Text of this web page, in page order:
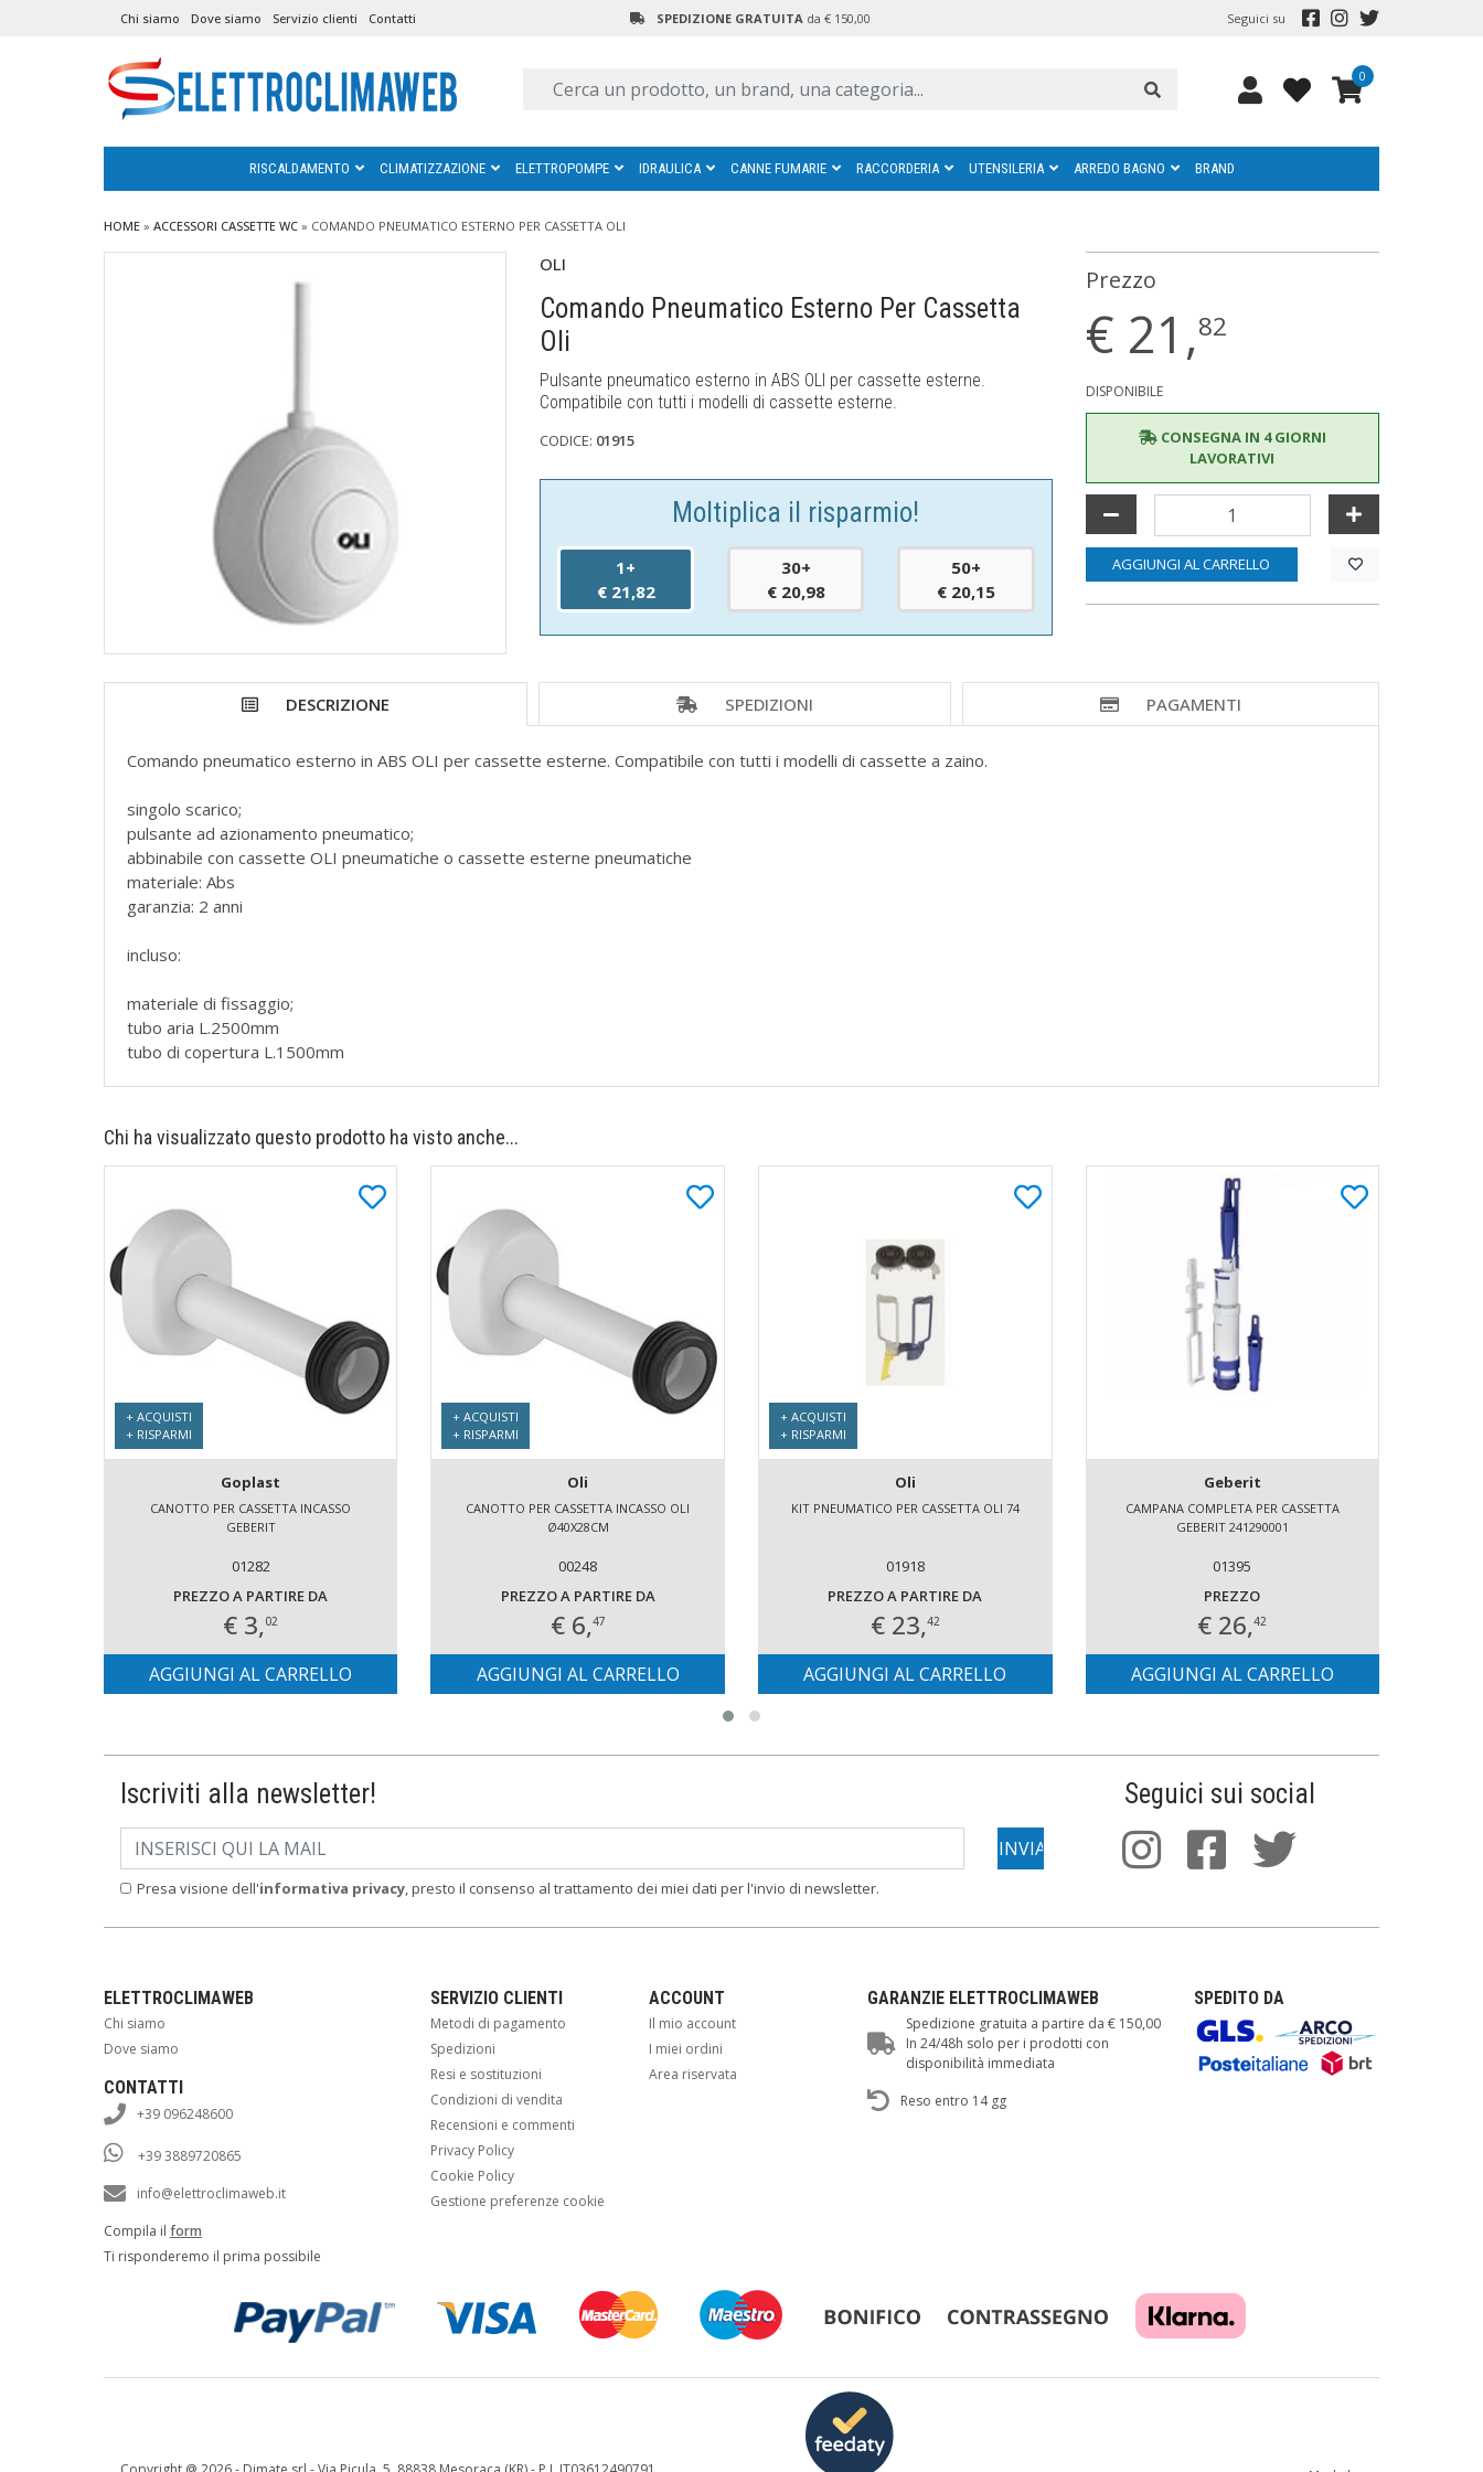
Chi siamo Dove siamo Servizio clienti Contatti SPEDIZIONE GRATUITA da € 150,00 Seguici su
0
RISCALDAMENTO CLIMATIZZAZIONE ELETTROPOMPE IDRAULICA CANNE FUMARIE RACCORDERIA UTENSILERIA ARREDO BAGNO BRAND
HOME» ACCESSORI CASSETTE WC» COMANDO PNEUMATICO ESTERNO PER CASSETTA OLI
OLI
Comando Pneumatico Esterno Per Cassetta
Oli
Pulsante pneumatico esterno in ABS OLI per cassette esterne.
Compatibile con tutti i modelli di cassette esterne.
CODICE: 01915
Moltiplica il risparmio!
1+
€ 21,82
30+
€ 20,98
50+
€ 20,15
Prezzo
€ 21,82
DISPONIBILE
CONSEGNA IN 4 GIORNI
LAVORATIVI
AGGIUNGI AL CARRELLO
DESCRIZIONE SPEDIZIONI PAGAMENTI
Comando pneumatico esterno in ABS OLI per cassette esterne. Compatibile con tutti i modelli di cassette a zaino.
singolo scarico;
pulsante ad azionamento pneumatico;
abbinabile con cassette OLI pneumatiche o cassette esterne pneumatiche
materiale: Abs
garanzia: 2 anni
incluso:
materiale di fissaggio;
tubo aria L.2500mm
tubo di copertura L.1500mm
Chi ha visualizzato questo prodotto ha visto anche...
+ ACQUISTI
+ RISPARMI
Goplast
CANOTTO PER CASSETTA INCASSO
GEBERIT
01282
PREZZO A PARTIRE DA
€ 3,02
AGGIUNGI AL CARRELLO
+ ACQUISTI
+ RISPARMI
Oli
CANOTTO PER CASSETTA INCASSO OLI
Ø40X28CM
00248
PREZZO A PARTIRE DA
€ 6,47
AGGIUNGI AL CARRELLO
+ ACQUISTI
+ RISPARMI
Oli
KIT PNEUMATICO PER CASSETTA OLI 74
01918
PREZZO A PARTIRE DA
€ 23,42
AGGIUNGI AL CARRELLO
Geberit
CAMPANA COMPLETA PER CASSETTA
GEBERIT 241290001
01395
PREZZO
€ 26,42
AGGIUNGI AL CARRELLO
Iscriviti alla newsletter!
Presa visione dell'informativa privacy, presto il consenso al trattamento dei miei dati per l'invio di newsletter.
Seguici sui social
ELETTROCLIMAWEB
Chi siamo
Dove siamo
CONTATTI
+39 096248600
+39 3889720865
info@elettroclimaweb.it
Compila il form
Ti risponderemo il prima possibile
SERVIZIO CLIENTI
Metodi di pagamento
Spedizioni
Resi e sostituzioni
Condizioni di vendita
Recensioni e commenti
Privacy Policy
Cookie Policy
Gestione preferenze cookie
ACCOUNT
Il mio account
I miei ordini
Area riservata
GARANZIE ELETTROCLIMAWEB
Spedizione gratuita a partire da € 150,00
In 24/48h solo per i prodotti con
disponibilità immediata
Reso entro 14 gg
SPEDITO DA